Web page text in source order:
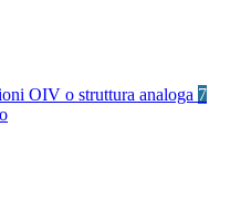
OIV o struttura analoga 7